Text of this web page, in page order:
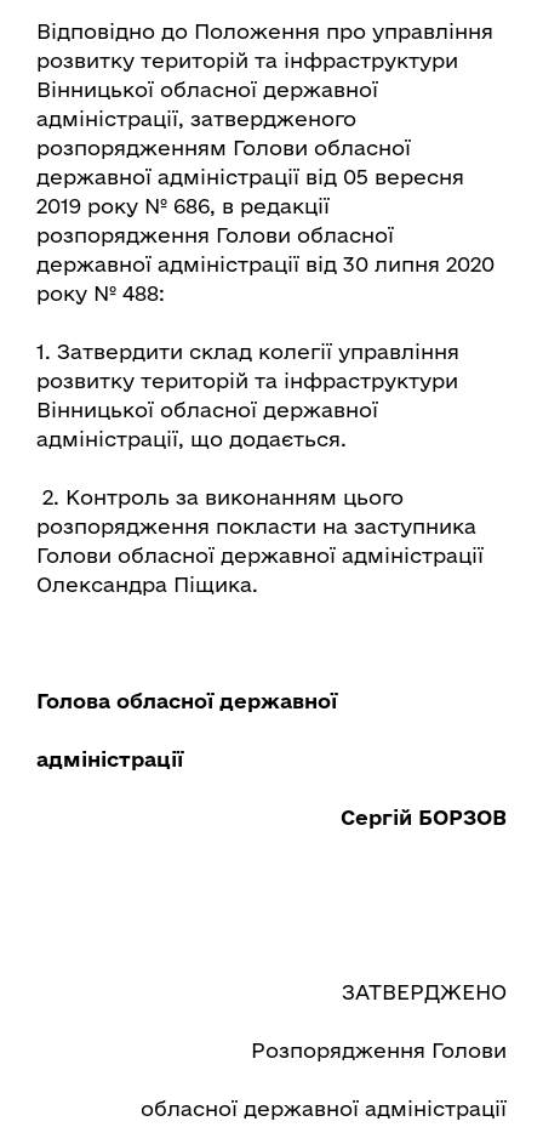
Відповідно до Положення про управління
розвитку територій та інфраструктури
Вінницької обласної державної
адміністрації, затвердженого
розпорядженням Голови обласної
державної адміністрації від 05 вересня
2019 року № 686, в редакції
розпорядження Голови обласної
державної адміністрації від 30 липня 2020
року № 488:
1. Затвердити склад колегії управління
розвитку територій та інфраструктури
Вінницької обласної державної
адміністрації, що додається.
2. Контроль за виконанням цього
розпорядження покласти на заступника
Голови обласної державної адміністрації
Олександра Піщика.
Голова обласної державної
адміністрації
Сергій БОРЗОВ
ЗАТВЕРДЖЕНО
Розпорядження Голови
обласної державної адміністрації